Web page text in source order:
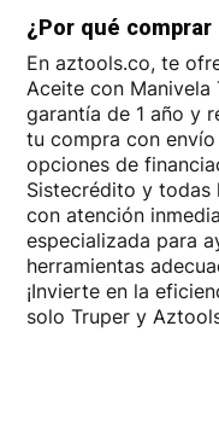
¿Por qué
En aztools.co, te
Aceite con Manivela
garantía de 1 año y
tu compra con
opciones de
Sistecrédito y todas
con atención
especializada para
herramientas
¡Invierte en la
solo Truper y